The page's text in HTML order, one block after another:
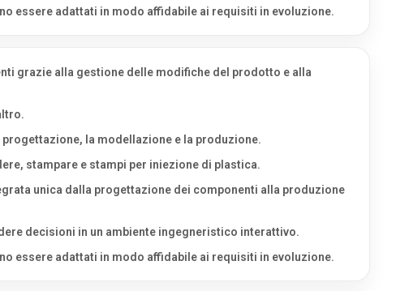
essere adattati in modo affidabile ai requisiti in evoluzione.
grazie alla gestione delle modifiche del prodotto e alla
la modellazione e la produzione.
stampare e stampi per iniezione di plastica.
unica dalla progettazione dei componenti alla produzione
decisioni in un ambiente ingegneristico interattivo.
essere adattati in modo affidabile ai requisiti in evoluzione.